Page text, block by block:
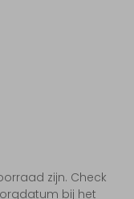
zijn. Check
bij het